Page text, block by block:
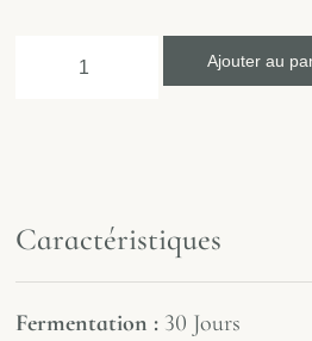
Ajouter au
Caractéristiques
Fermentation : 30 Jours